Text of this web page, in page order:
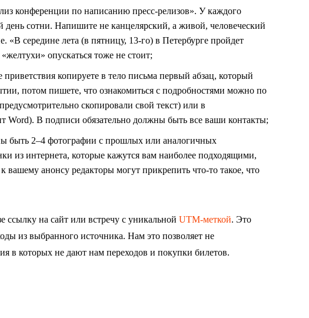
конференции по написанию пресс-релизов». У каждого
сотни. Напишите не канцелярский, а живой, человеческий
середине лета (в пятницу, 13-го) в Петербурге пройдет
опускаться тоже не стоит;
приветствия копируете в тело письма первый абзац, который
потом пишете, что ознакомиться с подробностями можно по
скопировали свой текст) или в
В подписи обязательно должны быть все ваши контакты;
быть 2–4 фотографии с прошлых или аналогичных
из интернета, которые кажутся вам наиболее подходящими,
анонсу редакторы могут прикрепить что-то такое, что
ссылку на сайт или встречу с уникальной UTM-меткой. Это
из выбранного источника. Нам это позволяет не
в которых не дают нам переходов и покупки билетов.